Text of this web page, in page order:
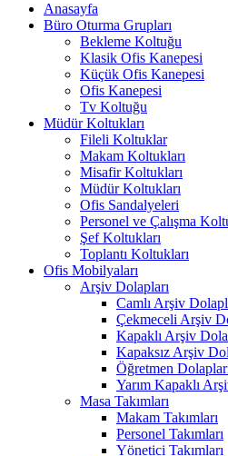
Anasayfa
Büro Oturma Grupları
Bekleme Koltuğu
Klasik Ofis Kanepesi
Küçük Ofis Kanepesi
Ofis Kanepesi
Tv Koltuğu
Müdür Koltukları
Fileli Koltuklar
Makam Koltukları
Misafir Koltukları
Müdür Koltukları
Ofis Sandalyeleri
Personel ve Çalışma
Şef Koltukları
Toplantı Koltukları
Ofis Mobilyaları
Arşiv Dolapları
Camlı Arşiv
Çekmeceli Arşiv
Kapaklı Arşiv
Kapaksız Arşiv
Öğretmen
Yarım Kapaklı
Masa Takımları
Makam Takımları
Personel Takımları
Yönetici Takımları